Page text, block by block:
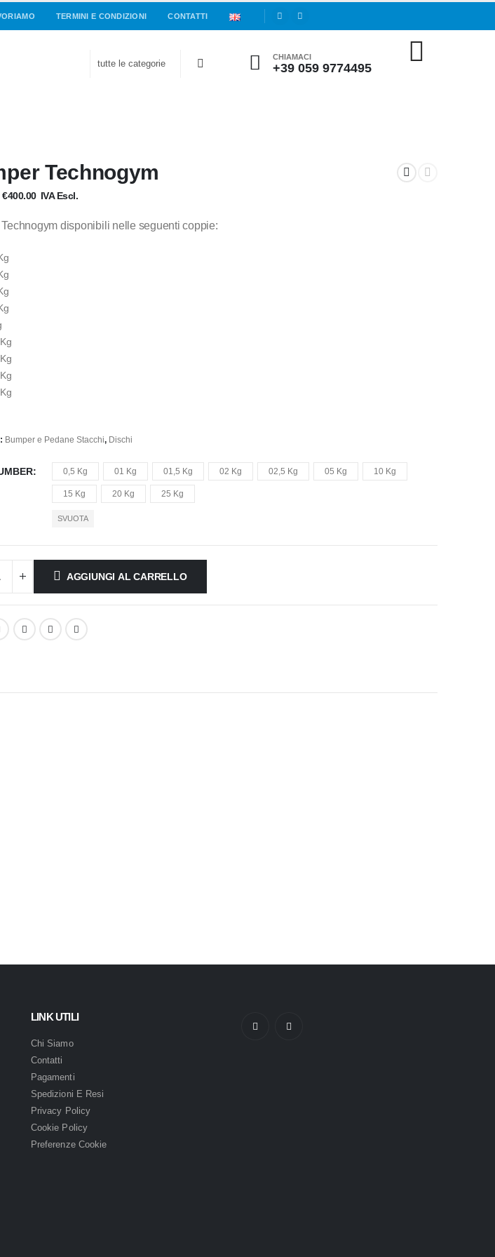
TERMINI E CONDIZIONI CONTATTI
CHIAMACI
+39 059 9774495
Technogym
€400.00Fascia
prezzo:
IVA Escl.
Technogym disponibili nelle seguenti coppie:
Bumper e Pedane Stacchi, Dischi
0,5 Kg 01 Kg 01,5 Kg 02 Kg 02,5 Kg 05 Kg 10 Kg
15 Kg 20 Kg 25 Kg
SVUOTA
AGGIUNGI AL CARRELLO
LINK UTILI
Chi Siamo
Contatti
Pagamenti
Spedizioni E Resi
Privacy Policy
Cookie Policy
Preferenze Cookie